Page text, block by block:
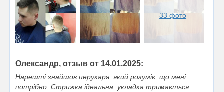
33 фото
Олександр, отзыв от 14.01.2025:
Нарешті знайшов перукаря, який розуміє, що мені
потрібно. Стрижка ідеальна, укладка тримається